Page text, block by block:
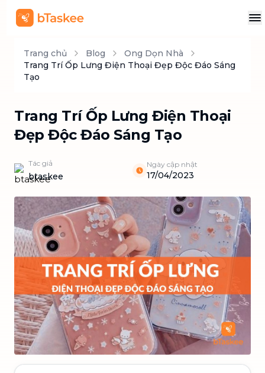
Trang chủ Blog
Ong Dọn Nhà
Trang Trí Ốp Lưng Điện Thoại Đẹp Độc Đáo Sáng
Tạo
Trang Trí Ốp Lưng Điện Thoại
Đẹp Độc Đáo Sáng Tạo
Tác giả
btaskee
Ngày cập nhật
17/04/2023